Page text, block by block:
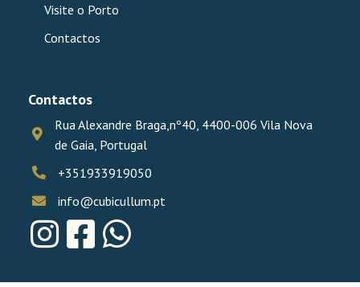
Visite o Porto
Contactos
Contactos
Rua Alexandre Braga,nº40, 4400-006 Vila Nova
de Gaia, Portugal
+351933919050
info@cubicullum.pt